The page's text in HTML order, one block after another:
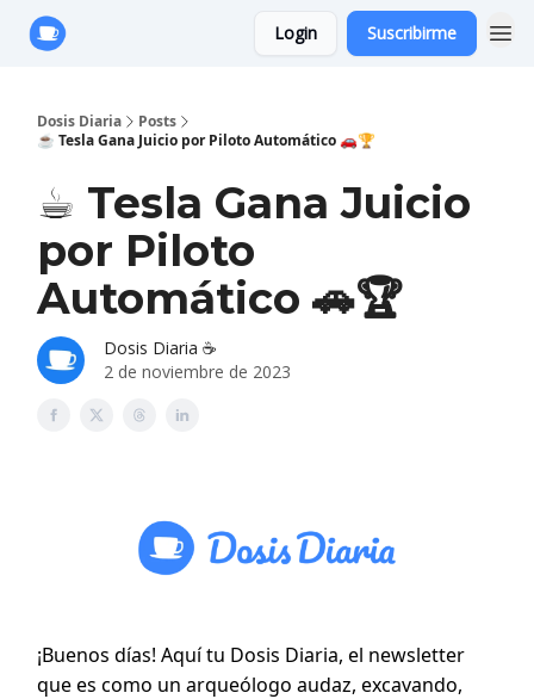
Login Suscribirme
Dosis Diaria
Posts
☕️ Tesla Gana Juicio por Piloto Automático 🚗🏆
☕️ Tesla Gana Juicio
por Piloto
Automático 🚗🏆
Dosis Diaria ☕️
2 de noviembre de 2023
¡Buenos días! Aquí tu Dosis Diaria, el newsletter
que es como un arqueólogo audaz, excavando,